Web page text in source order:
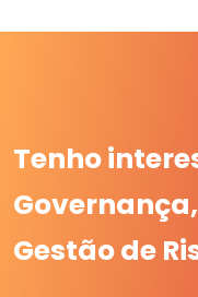
Tenho
Gestão de